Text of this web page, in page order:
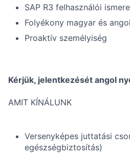
SAP R3 felhasználói
Folyékony magyar és
Proaktív személyiség
Kérjük, jelentkezését angol
AMIT KÍNÁLUNK
Versenyképes juttatási
egészségbiztosítás)